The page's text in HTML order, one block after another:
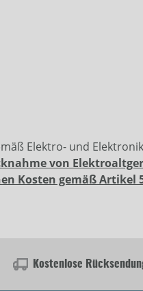
Elektro- und
von
Kosten gemäß Artikel
Kostenlose